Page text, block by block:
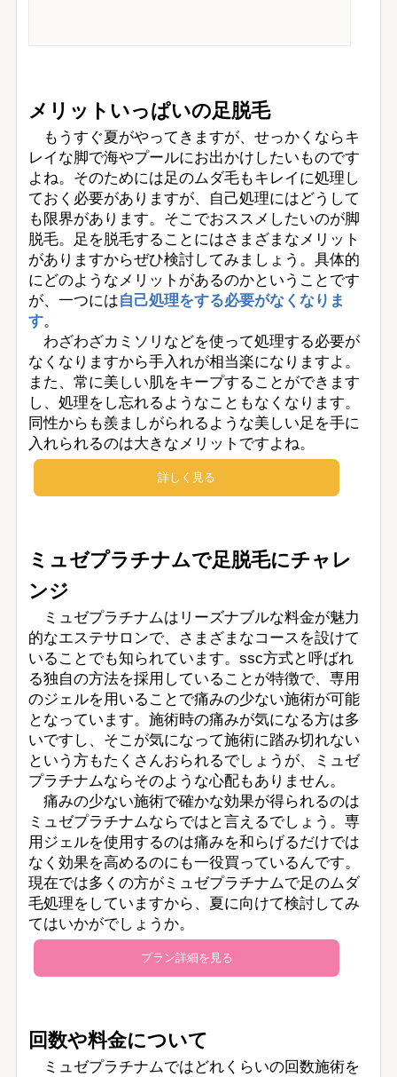
メリットいっぱいの足脱毛
もうすぐ夏がやってきますが、せっかくならキ
レイな脚で海やプールにお出かけしたいものです
よね。そのためには足のムダ毛もキレイに処理し
ておく必要がありますが、自己処理にはどうして
も限界があります。そこでおススメしたいのが脚
脱毛。足を脱毛することにはさまざまなメリット
がありますからぜひ検討してみましょう。具体的
にどのようなメリットがあるのかということです
が、一つには自己処理をする必要がなくなりま
す。
わざわざカミソリなどを使って処理する必要が
なくなりますから手入れが相当楽になりますよ。
また、常に美しい肌をキープすることができます
し、処理をし忘れるようなこともなくなります。
同性からも羨ましがられるような美しい足を手に
入れられるのは大きなメリットですよね。
詳しく見る
ミュゼプラチナムで足脱毛にチャレ
ンジ
ミュゼプラチナムはリーズナブルな料金が魅力
的なエステサロンで、さまざまなコースを設けて
いることでも知られています。ssc方式と呼ばれ
る独自の方法を採用していることが特徴で、専用
のジェルを用いることで痛みの少ない施術が可能
となっています。施術時の痛みが気になる方は多
いですし、そこが気になって施術に踏み切れない
という方もたくさんおられるでしょうが、ミュゼ
プラチナムならそのような心配もありません。
痛みの少ない施術で確かな効果が得られるのは
ミュゼプラチナムならではと言えるでしょう。専
用ジェルを使用するのは痛みを和らげるだけでは
なく効果を高めるのにも一役買っているんです。
現在では多くの方がミュゼプラチナムで足のムダ
毛処理をしていますから、夏に向けて検討してみ
てはいかがでしょうか。
プラン詳細を見る
回数や料金について
ミュゼプラチナムではどれくらいの回数施術を